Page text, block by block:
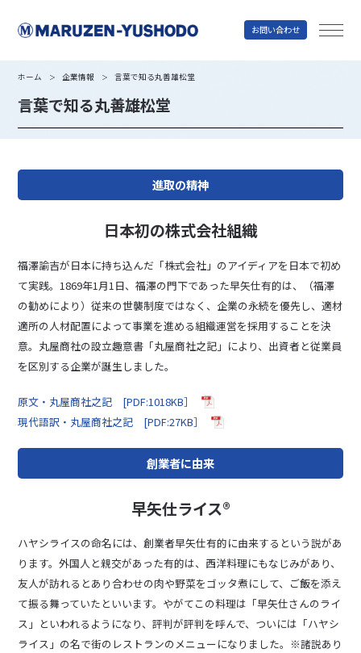
丸善雄松堂
お問い合わせ
ホーム ＞ 企業情報 ＞ 言葉で知る丸善雄松堂
言葉で知る丸善雄松堂
進取の精神
日本初の株式会社組織
福澤諭吉が日本に持ち込んだ「株式会社」のアイディアを日本で初め
て実践。1869年1月1日、福澤の門下であった早矢仕有的は、（福澤
の勧めにより）従来の世襲制度ではなく、企業の永続を優先し、適材
適所の人材配置によって事業を進める組織運営を採用することを決
意。丸屋商社の設立趣意書「丸屋商社之記」により、出資者と従業員
を区別する企業が誕生しました。
原文・丸屋商社之記 [PDF:1018KB］
現代語訳・丸屋商社之記 [PDF:27KB］
創業者に由来
早矢仕ライス®
ハヤシライスの命名には、創業者早矢仕有的に由来するという説があ
ります。外国人と親交があった有的は、西洋料理にもなじみがあり、
友人が訪れるとあり合わせの肉や野菜をゴッタ煮にして、ご飯を添え
て振る舞っていたといいます。やがてこの料理は「早矢仕さんのライ
ス」といわれるようになり、評判が評判を呼んで、ついには「ハヤシ
ライス」の名で街のレストランのメニューになりました。※諸説あり